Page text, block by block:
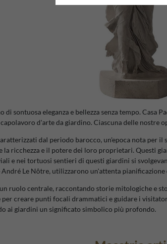
di sontuosa eleganza e bellezza senza tempo.
d'arte da giardino. Ciascuna delle nostre
dal periodo barocco, un'epoca nota per
ricchezza e il potere dei loro proprietari. Questi
e nei tortuosi sentieri di questi giardini si
André Le Nôtre, utilizzarono un'attenta
ruolo centrale, raccontando storie mitologiche e
creare punti focali drammatici e guidare i
ai giardini un significato simbolico più profondo.